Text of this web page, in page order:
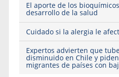
El aporte de los
desarrollo de la salud
Cuidado si la alergia le
Expertos advierten que
disminuido en Chile y
migrantes de países con